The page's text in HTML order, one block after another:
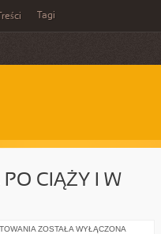
Tagi
CIĄŻY I W
ZABIEGI
ZOSTAŁA WYŁĄCZONA